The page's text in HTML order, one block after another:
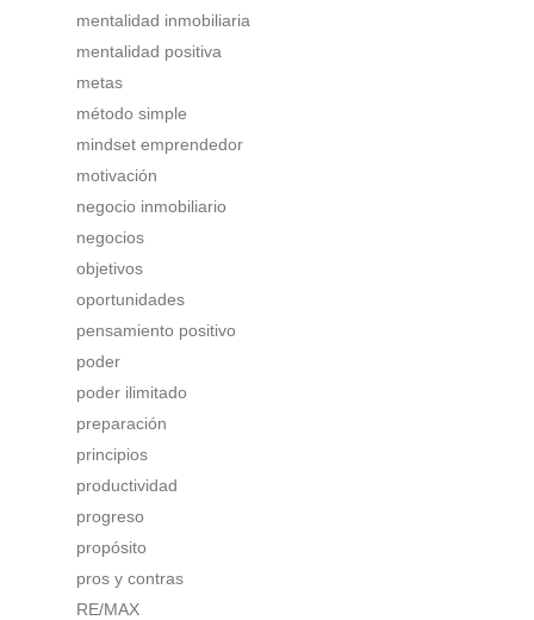
mentalidad inmobiliaria
mentalidad positiva
metas
método simple
mindset emprendedor
motivación
negocio inmobiliario
negocios
objetivos
oportunidades
pensamiento positivo
poder
poder ilimitado
preparación
principios
productividad
progreso
propósito
pros y contras
RE/MAX